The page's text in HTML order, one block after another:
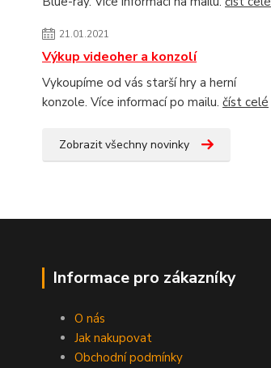
21.01.2021
Výkup videoher a konzolí
Vykoupíme od vás starší hry a herní
konzole. Více informací po mailu. číst celé
Zobrazit všechny novinky
Informace pro zákazníky
O nás
Jak nakupovat
Obchodní podmínky